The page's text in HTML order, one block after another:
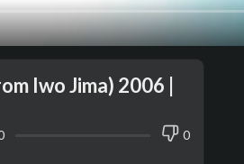
Iwo Jima) 2006 |
0